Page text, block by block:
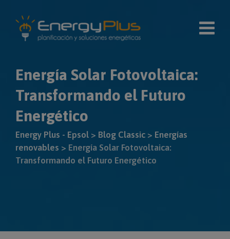
content
Energía Solar Fotovoltaica:
Transformando el Futuro
Energético
Energy Plus - Epsol > Blog Classic > Energías
renovables > Energía Solar Fotovoltaica:
Transformando el Futuro Energético